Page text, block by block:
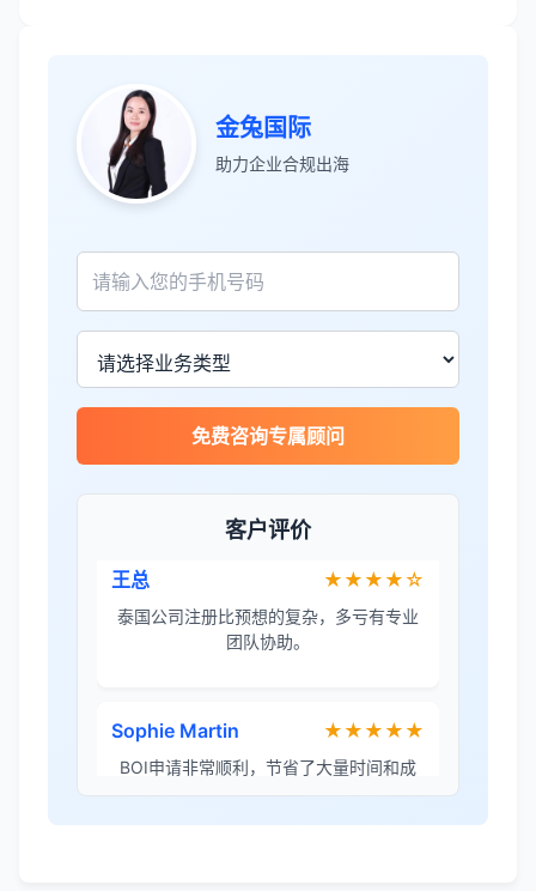
金兔国际
助力企业合规出海
免费咨询专属顾问
客户评价
张先生
册！
James Wilson ★★★★★
金兔国际帮我们完成了泰国建厂的所有法
泰国公司注册比预想的复杂，多亏有专业
Sophie Martin
境外投资备案流程清晰，顾问非常耐心解